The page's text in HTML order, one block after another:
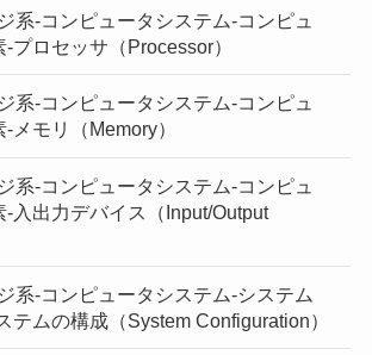
系-コンピュータシステム-コンピュ
プロセッサ（Processor）
系-コンピュータシステム-コンピュ
メモリ（Memory）
系-コンピュータシステム-コンピュ
-入出力デバイス（Input/Output
系-コンピュータシステム-システム
テムの構成（System Configuration）